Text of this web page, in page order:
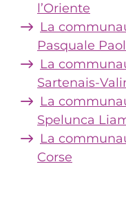
l’Oriente
La
Pasquale
La
Sartenais-
La
Spelunca
La
Corse